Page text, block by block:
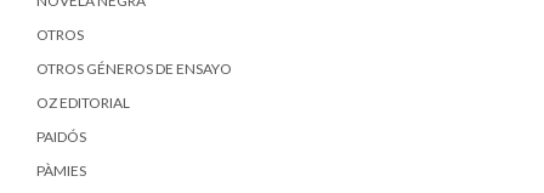
OTROS
OTROS GÉNEROS DE ENSAYO
OZ EDITORIAL
PAIDÓS
PÀMIES